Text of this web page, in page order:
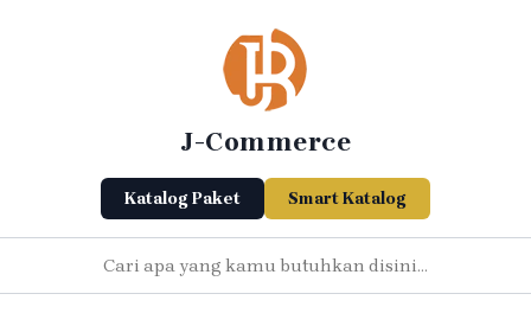
J-Commerce
Katalog Paket Smart Katalog